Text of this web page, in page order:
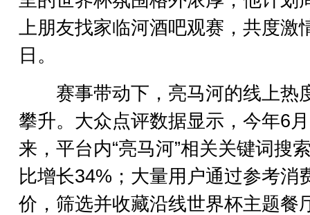
上朋友找家临河酒吧观赛，共度激
日。
赛事带动下，亮马河的线上热
攀升。大众点评数据显示，今年6
来，平台内“亮马河”相关关键词搜
比增长34%；大量用户通过参考消
价，筛选并收藏沿线世界杯主题餐